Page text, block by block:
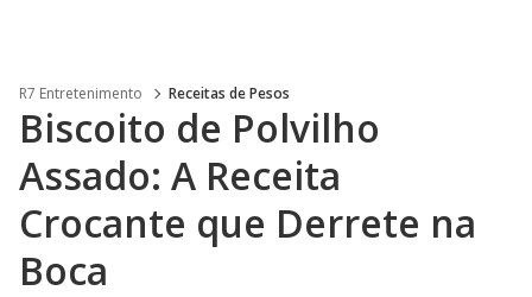
R7 Entretenimento Receitas de Pesos
Biscoito de Polvilho
Assado: A Receita
Crocante que Derrete na
Boca